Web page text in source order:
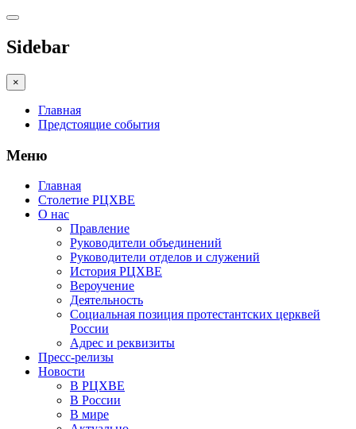
Sidebar
×
Главная
Предстоящие события
Меню
Главная
Столетие РЦХВЕ
О нас
Правление
Руководители объединений
Руководители отделов и служений
История РЦХВЕ
Вероучение
Деятельность
Социальная позиция протестантских церквей
России
Адрес и реквизиты
Пресс-релизы
Новости
В РЦХВЕ
В России
В мире